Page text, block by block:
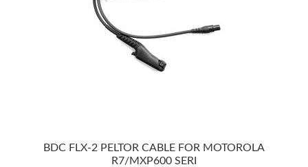
BDC FLX-2 PELTOR CABLE FOR MOTOROLA
R7/MXP600 SERI